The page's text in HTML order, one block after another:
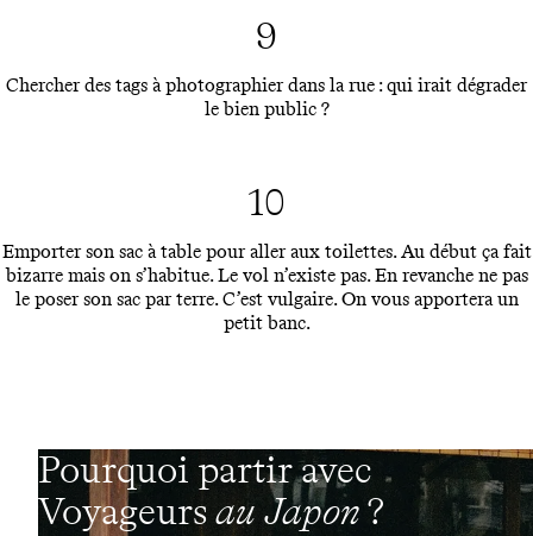
9
Chercher des tags à photographier dans la rue : qui irait dégrader
le bien public ?
10
Emporter son sac à table pour aller aux toilettes. Au début ça fait
bizarre mais on s’habitue. Le vol n’existe pas. En revanche ne pas
le poser son sac par terre. C’est vulgaire. On vous apportera un
petit banc.
Pourquoi partir avec
Voyageursau Japon?